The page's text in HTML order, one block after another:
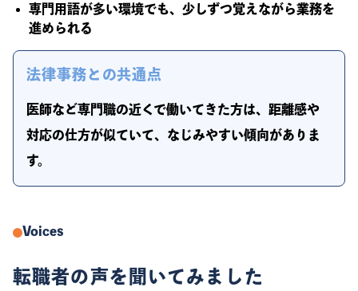
専門用語が多い環境でも、少しずつ覚えながら業務を
進められる
法律事務との共通点
医師など専門職の近くで働いてきた方は、距離感や
対応の仕方が似ていて、なじみやすい傾向がありま
す。
Voices
転職者の声を聞いてみました